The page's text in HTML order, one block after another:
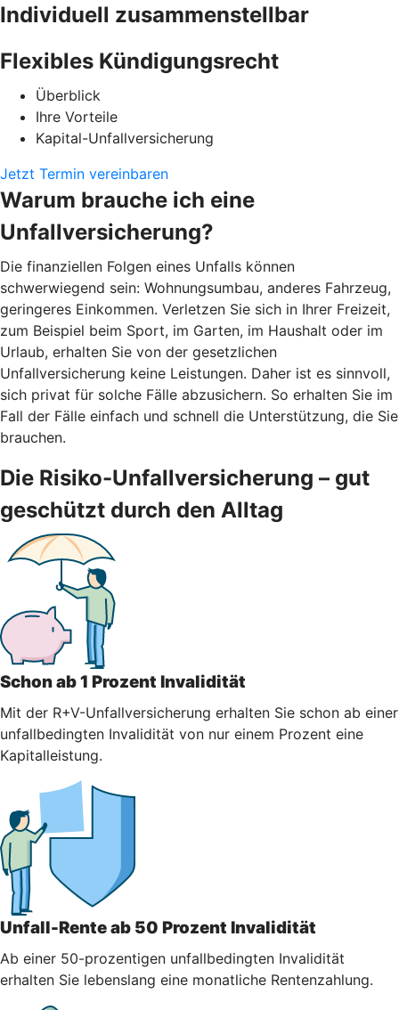
Individuell zusammenstellbar
Flexibles Kündigungsrecht
Überblick
Ihre Vorteile
Kapital-Unfallversicherung
Jetzt Termin vereinbaren
Warum brauche ich eine
Unfallversicherung?
Die finanziellen Folgen eines Unfalls können
schwerwiegend sein: Wohnungsumbau, anderes Fahrzeug,
geringeres Einkommen. Verletzen Sie sich in Ihrer Freizeit,
zum Beispiel beim Sport, im Garten, im Haushalt oder im
Urlaub, erhalten Sie von der gesetzlichen
Unfallversicherung keine Leistungen. Daher ist es sinnvoll,
sich privat für solche Fälle abzusichern. So erhalten Sie im
Fall der Fälle einfach und schnell die Unterstützung, die Sie
brauchen.
Die Risiko-Unfallversicherung – gut
geschützt durch den Alltag
Schon ab 1 Prozent Invalidität
Mit der R+V-Unfallversicherung erhalten Sie schon ab einer
unfallbedingten Invalidität von nur einem Prozent eine
Kapitalleistung.
Unfall-Rente ab 50 Prozent Invalidität
Ab einer 50-prozentigen unfallbedingten Invalidität
erhalten Sie lebenslang eine monatliche Rentenzahlung.